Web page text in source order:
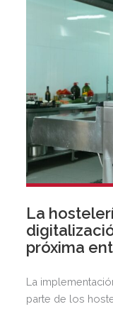
La
próxima
La
parte de los